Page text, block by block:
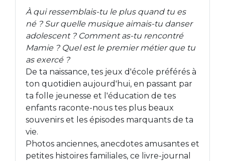
À qui ressemblais-tu le plus quand tu es
né ? Sur quelle musique aimais-tu danser
adolescent ? Comment as-tu rencontré
Mamie ? Quel est le premier métier que tu
as exercé ?
De ta naissance, tes jeux d'école préférés à
ton quotidien aujourd'hui, en passant par
ta folle jeunesse et l'éducation de tes
enfants raconte-nous tes plus beaux
souvenirs et les épisodes marquants de ta
vie.
Photos anciennes, anecdotes amusantes et
petites histoires familiales, ce livre-journal